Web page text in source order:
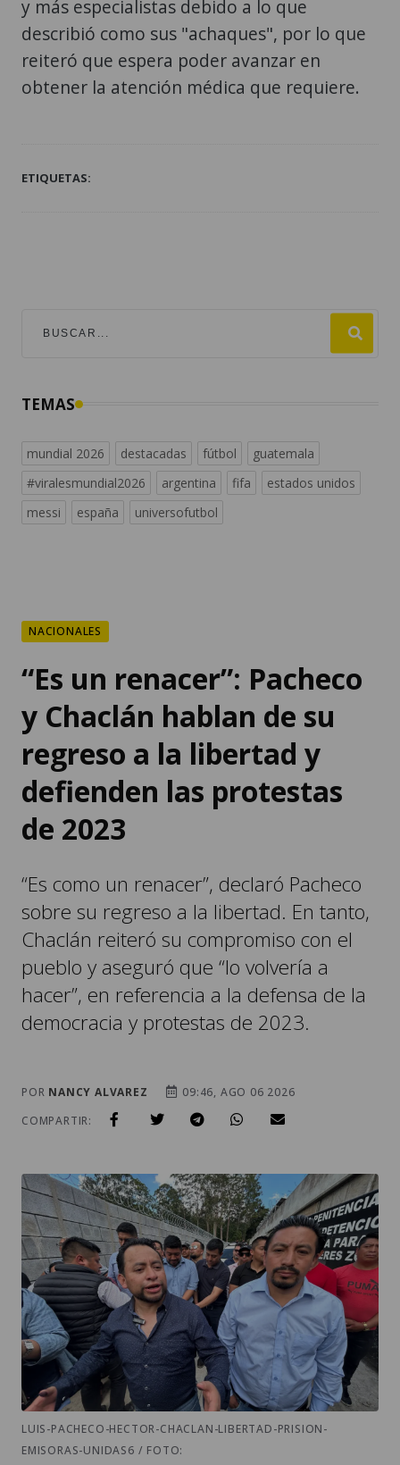
y más especialistas debido a lo que
describió como sus "achaques", por lo que
reiteró que espera poder avanzar en
obtener la atención médica que requiere.
ETIQUETAS:
TEMAS
mundial 2026 destacadas fútbol
guatemala
#viralesmundial2026
argentina fifa
estados unidos
messi
españa universofutbol
NACIONALES
“Es un renacer”: Pacheco
y Chaclán hablan de su
regreso a la libertad y
defienden las protestas
de 2023
“Es como un renacer”, declaró Pacheco
sobre su regreso a la libertad. En tanto,
Chaclán reiteró su compromiso con el
pueblo y aseguró que “lo volvería a
hacer”, en referencia a la defensa de la
democracia y protestas de 2023.
POR NANCY ALVAREZ
09:46, AGO 06 2026
COMPARTIR:
LUIS-PACHECO-HECTOR-CHACLAN-LIBERTAD-PRISION-
EMISORAS-UNIDAS6 / FOTO: